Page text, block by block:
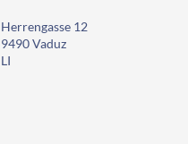
Herrengasse 12
9490 Vaduz
LI